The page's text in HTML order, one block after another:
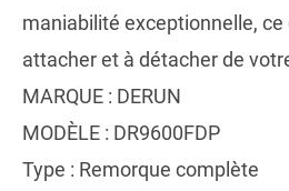
maniabilité exceptionnelle, ce
attacher et à détacher de
MARQUE : DERUN
MODÈLE : DR9600FDP
Type : Remorque complète